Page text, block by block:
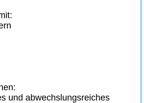
und abwechslungsreiches